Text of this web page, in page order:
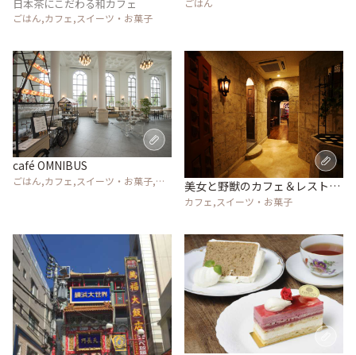
ＲＡ
日本茶にこだわる和カフェ
ごはん,カフェ,スイーツ・お菓子
ごはん
café OMNIBUS
ごはん,カフェ,スイーツ・お菓子,イ
美女と野獣のカフェ＆レストラ
ンBeauty＆the Beast
カフェ,スイーツ・お菓子